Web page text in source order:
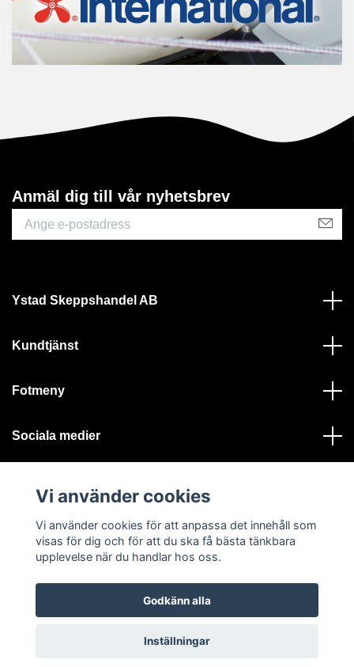
Anmäl dig till vår nyhetsbrev
Ystad Skeppshandel AB
Kundtjänst
Fotmeny
Sociala medier
© 2026 Ystad Skeppshandel - Alla rättigheter reserverade
Vi använder cookies
Vi använder cookies för att anpassa det innehåll som
visas för dig och för att du ska få bästa tänkbara
upplevelse när du handlar hos oss.
Godkänn alla
Inställningar